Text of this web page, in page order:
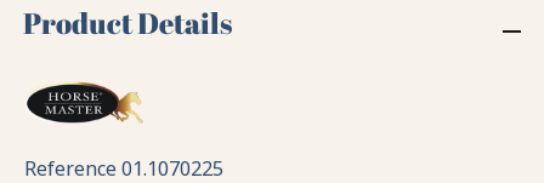
Product Details
Reference01.1070225